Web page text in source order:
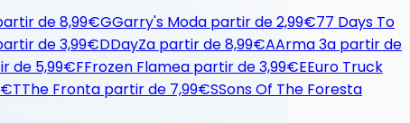
de8,99€GGarry's Moda partir de2,99€77 Days To
de3,99€DDayZa partir de8,99€AArma 3a partir de
de 5,99€FFrozen Flamea partir de3,99€EEuro Truck
TThe Fronta partir de 7,99€SSons Of The Foresta